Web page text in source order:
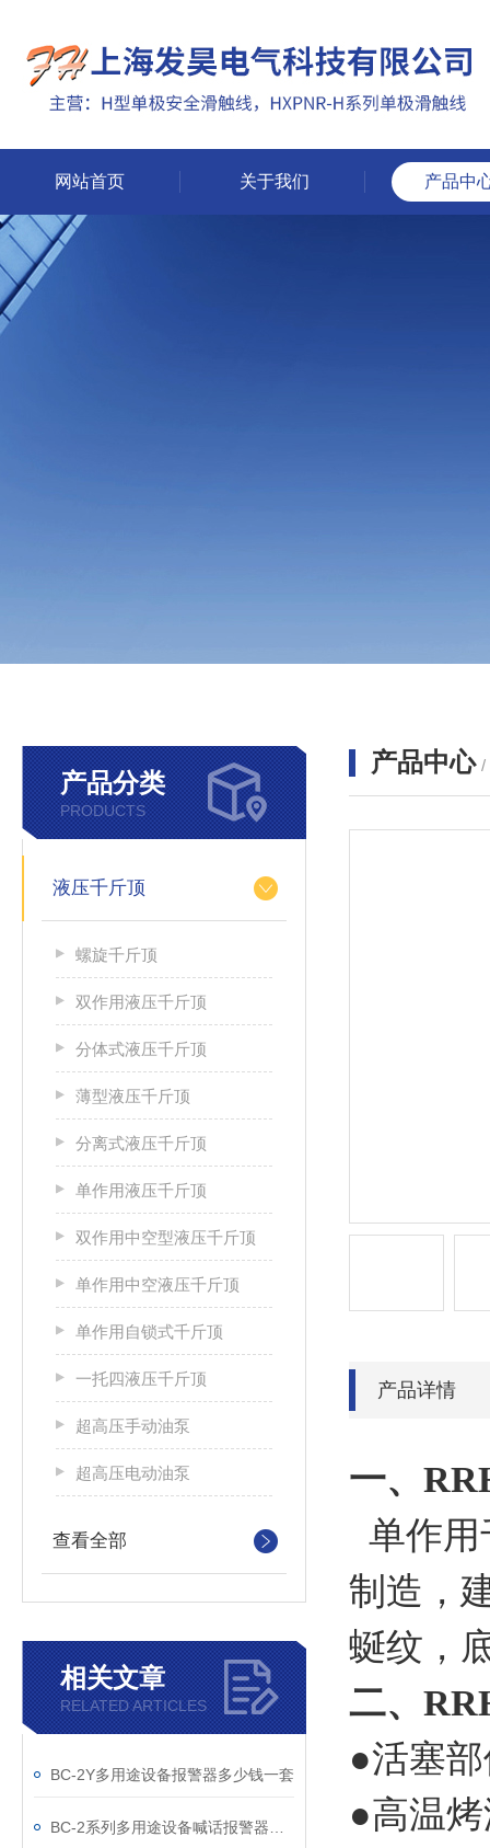
网站首页 关于我们 产品中
产品分类
PRODUCTS
液压千斤顶
螺旋千斤顶
双作用液压千斤顶
分体式液压千斤顶
薄型液压千斤顶
分离式液压千斤顶
单作用液压千斤顶
双作用中空型液压千斤顶
单作用中空液压千斤顶
单作用自锁式千斤顶
一托四液压千斤顶
超高压手动油泵
超高压电动油泵
查看全部
相关文章
RELATED ARTICLES
BC-2Y多用途设备报警器多少钱一套
产品中心 /
产品详情
一、
单作
制造，
蜒纹，
二、
●活塞
●高温